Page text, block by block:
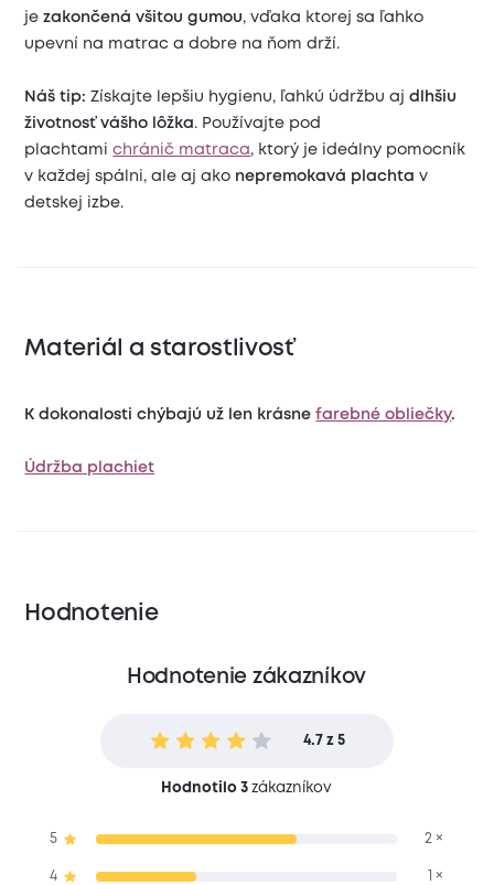
jezakončená všitou gumou, vďaka ktorej sa ľahko
upevní na matrac a dobre na ňom drží.
Náš tip: Získajte lepšiu hygienu, ľahkú údržbu ajdlhšiu
životnosť vášho lôžka. Používajte pod
plachtamichránič matraca, ktorý je ideálny pomocník
v každej spálni, ale aj ako nepremokavá plachta v
detskej izbe.
Materiál a starostlivosť
K dokonalosti chýbajú už len krásnefarebné obliečky.
Údržba plachiet
Hodnotenie
Hodnotenie zákazníkov
4.7 z 5
Hodnotilo 3 zákazníkov
5 2 ×
4 1 ×